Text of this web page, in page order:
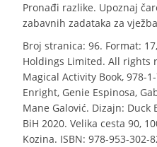
Pronađi razlike. Upoznaj
zabavnih zadataka za
Broj stranica: 96. Format:
Holdings Limited. All rights
Magical Activity Book, 978-
Enright, Genie Espinosa,
Mane Galović. Dizajn: Duck
BiH 2020. Velika cesta 90,
Kozina. ISBN: 978-953-